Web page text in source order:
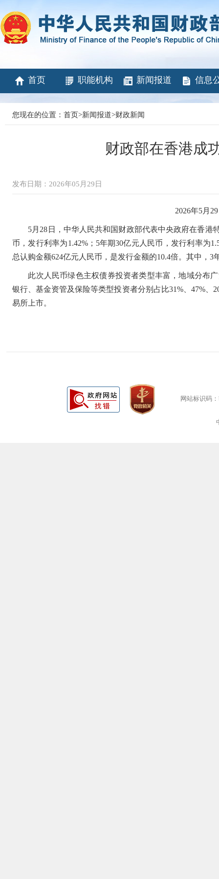
首页 职能机构 新闻报道 信息
您现在的位置： 首页>新闻报道>财政新闻
财政部在香港成
发布日期：2026年05月29日
2026年5月
5月28日，中华人民共和国财政部代表中央政府在香港
币，发行利率为1.42%；5年期30亿元人民币，发行利率为
总认购金额624亿元人民币，是发行金额的10.4倍。其中，
此次人民币绿色主权债券投资者类型丰富，地域分布广
银行、基金资管及保险等类型投资者分别占比31%、47%
易所上市。
网站标识码